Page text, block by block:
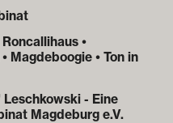
•
Magdeboogie • Ton in
Leschkowski - Eine
Magdeburg e.V.